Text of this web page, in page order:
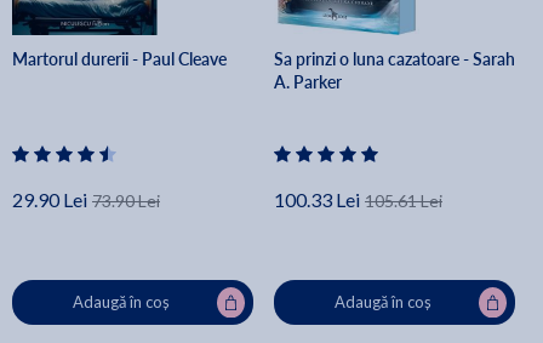
Martorul durerii - Paul Cleave
29.90 Lei 73.90 Lei
Adaugă în coș
Sa prinzi o luna cazatoare - Sarah
A. Parker
100.33 Lei 105.61 Lei
Adaugă în coș